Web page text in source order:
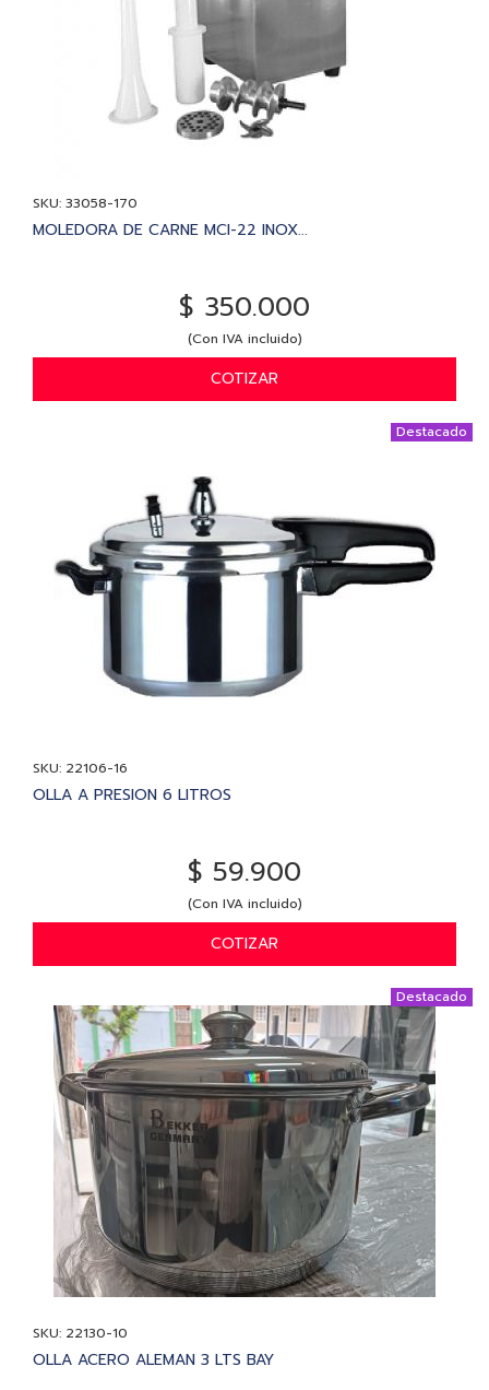
SKU: 33058-170
MOLEDORA DE CARNE MCI-22 INOX...
$ 350.000
(Con IVA incluido)
COTIZAR
Destacado
SKU: 22106-16
OLLA A PRESION 6 LITROS
$ 59.900
(Con IVA incluido)
COTIZAR
Destacado
SKU: 22130-10
OLLA ACERO ALEMAN 3 LTS BAY